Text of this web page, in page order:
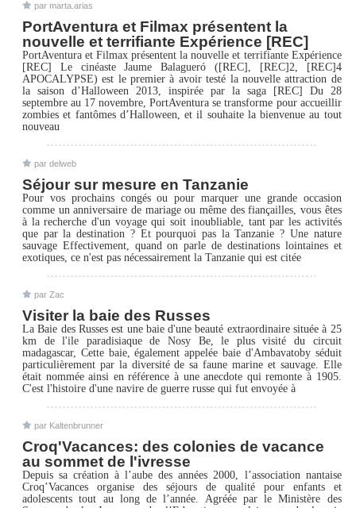
par marta.arias
PortAventura et Filmax présentent la
nouvelle et terrifiante Expérience [REC]
PortAventura et Filmax présentent la nouvelle et terrifiante Expérience
[REC] Le cinéaste Jaume Balagueró ([REC], [REC]2, [REC]4
APOCALYPSE) est le premier à avoir testé la nouvelle attraction de
la saison d’Halloween 2013, inspirée par la saga [REC] Du 28
septembre au 17 novembre, PortAventura se transforme pour accueillir
zombies et fantômes d’Halloween, et il souhaite la bienvenue au tout
nouveau
par delweb
Séjour sur mesure en Tanzanie
Pour vos prochains congés ou pour marquer une grande occasion
comme un anniversaire de mariage ou même des fiançailles, vous êtes
à la recherche d'un voyage qui soit inoubliable, tant par les activités
que par la destination ? Et pourquoi pas la Tanzanie ? Une nature
sauvage Effectivement, quand on parle de destinations lointaines et
exotiques, ce n'est pas nécessairement la Tanzanie qui est citée
par Zac
Visiter la baie des Russes
La Baie des Russes est une baie d'une beauté extraordinaire située à 25
km de l'ile paradisiaque de Nosy Be, le plus visité du circuit
madagascar, Cette baie, également appelée baie d'Ambavatoby séduit
particulièrement par la diversité de sa faune marine et sauvage. Elle
était nommée ainsi en référence à une anecdote qui remonte à 1905.
C'est l'histoire d'une navire de guerre russe qui fut envoyée à
par Kaltenbrunner
Croq'Vacances: des colonies de vacance
au sommet de l'ivresse
Depuis sa création à l’aube des années 2000, l’association nantaise
Croq’Vacances organise des séjours de qualité pour enfants et
adolescents tout au long de l’année. Agréée par le Ministère des